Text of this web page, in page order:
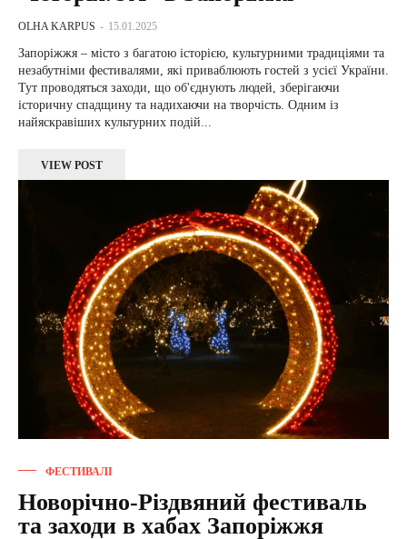
OLHA KARPUS - 15.01.2025
Запоріжжя – місто з багатою історією, культурними традиціями та
незабутніми фестивалями, які приваблюють гостей з усієї України.
Тут проводяться заходи, що об'єднують людей, зберігаючи
історичну спадщину та надихаючи на творчість. Одним із
найяскравіших культурних подій...
VIEW POST
ФЕСТИВАЛІ
Новорічно-Різдвяний фестиваль
та заходи в хабах Запоріжжя